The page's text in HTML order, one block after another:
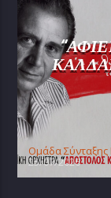
Oμάδα Σύνταξης Ι
25/07/2026